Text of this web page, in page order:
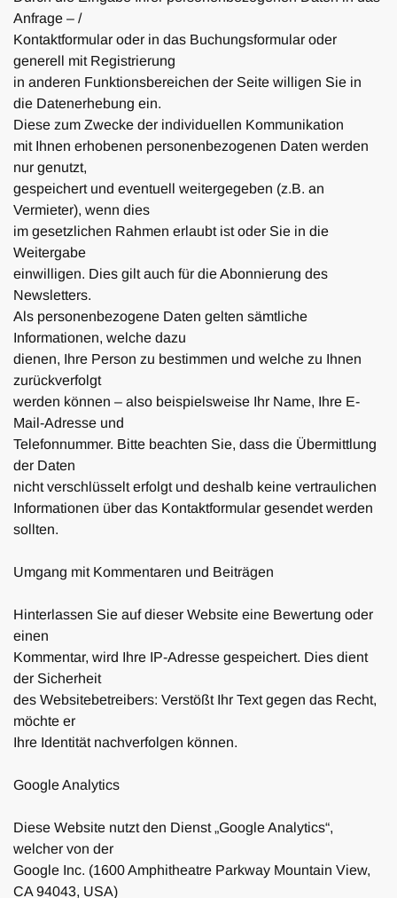
Anfrage – /
Kontaktformular oder in das Buchungsformular oder
generell mit Registrierung
in anderen Funktionsbereichen der Seite willigen Sie in
die Datenerhebung ein.
Diese zum Zwecke der individuellen Kommunikation
mit Ihnen erhobenen personenbezogenen Daten werden
nur genutzt,
gespeichert und eventuell weitergegeben (z.B. an
Vermieter), wenn dies
im gesetzlichen Rahmen erlaubt ist oder Sie in die
Weitergabe
einwilligen. Dies gilt auch für die Abonnierung des
Newsletters.
Als personenbezogene Daten gelten sämtliche
Informationen, welche dazu
dienen, Ihre Person zu bestimmen und welche zu Ihnen
zurückverfolgt
werden können – also beispielsweise Ihr Name, Ihre E-
Mail-Adresse und
Telefonnummer. Bitte beachten Sie, dass die Übermittlung
der Daten
nicht verschlüsselt erfolgt und deshalb keine vertraulichen
Informationen über das Kontaktformular gesendet werden
sollten.
Umgang mit Kommentaren und Beiträgen
Hinterlassen Sie auf dieser Website eine Bewertung oder
einen
Kommentar, wird Ihre IP-Adresse gespeichert. Dies dient
der Sicherheit
des Websitebetreibers: Verstößt Ihr Text gegen das Recht,
möchte er
Ihre Identität nachverfolgen können.
Google Analytics
Diese Website nutzt den Dienst „Google Analytics“,
welcher von der
Google Inc. (1600 Amphitheatre Parkway Mountain View,
CA 94043, USA)